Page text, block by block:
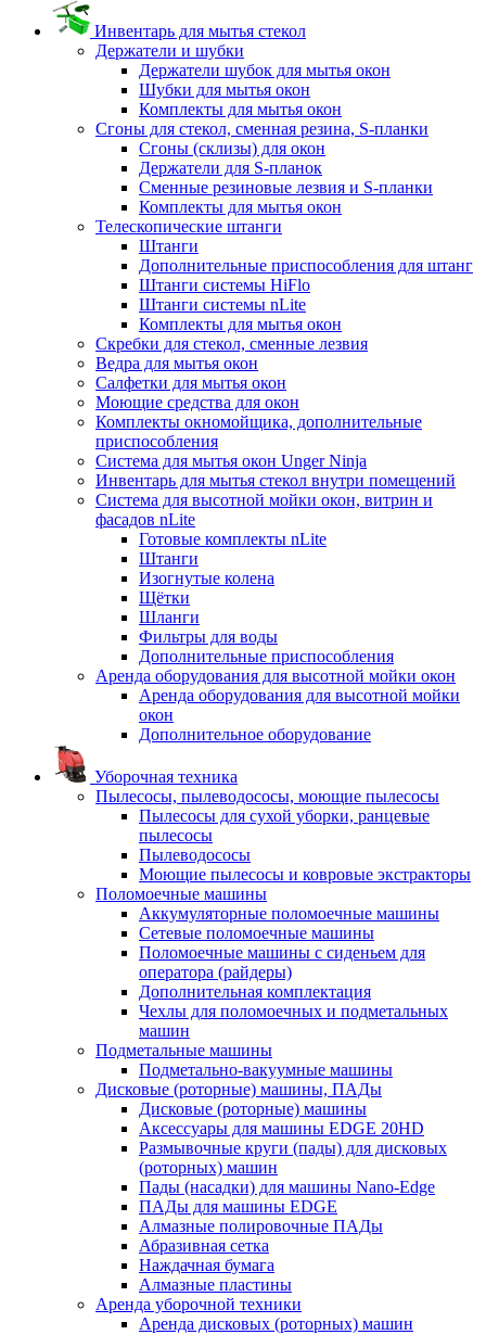
Инвентарь для мытья стекол
Держатели и шубки
Держатели шубок для мытья окон
Шубки для мытья окон
Комплекты для мытья окон
Сгоны для стекол, сменная резина, S-планки
Сгоны (склизы) для окон
Держатели для S-планок
Сменные резиновые лезвия и S-планки
Комплекты для мытья окон
Телескопические штанги
Штанги
Дополнительные приспособления для штанг
Штанги системы HiFlo
Штанги системы nLite
Комплекты для мытья окон
Скребки для стекол, сменные лезвия
Ведра для мытья окон
Салфетки для мытья окон
Моющие средства для окон
Комплекты окномойщика, дополнительные
приспособления
Система для мытья окон Unger Ninja
Инвентарь для мытья стекол внутри помещений
Система для высотной мойки окон, витрин и
фасадов nLite
Готовые комплекты nLite
Штанги
Изогнутые колена
Щётки
Шланги
Фильтры для воды
Дополнительные приспособления
Аренда оборудования для высотной мойки окон
Аренда оборудования для высотной мойки
окон
Дополнительное оборудование
Уборочная техника
Пылесосы, пылеводососы, моющие пылесосы
Пылесосы для сухой уборки, ранцевые
пылесосы
Пылеводососы
Моющие пылесосы и ковровые экстракторы
Поломоечные машины
Аккумуляторные поломоечные машины
Сетевые поломоечные машины
Поломоечные машины с сиденьем для
оператора (райдеры)
Дополнительная комплектация
Чехлы для поломоечных и подметальных
машин
Подметальные машины
Подметально-вакуумные машины
Дисковые (роторные) машины, ПАДы
Дисковые (роторные) машины
Аксессуары для машины EDGE 20HD
Размывочные круги (пады) для дисковых
(роторных) машин
Пады (насадки) для машины Nano-Edge
ПАДы для машины EDGE
Алмазные полировочные ПАДы
Абразивная сетка
Наждачная бумага
Алмазные пластины
Аренда уборочной техники
Аренда дисковых (роторных) машин